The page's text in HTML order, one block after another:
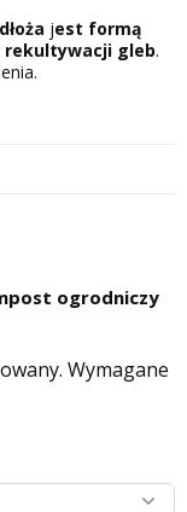
jest formą
rekultywacji gleb.
ogrodniczy
Wymagane